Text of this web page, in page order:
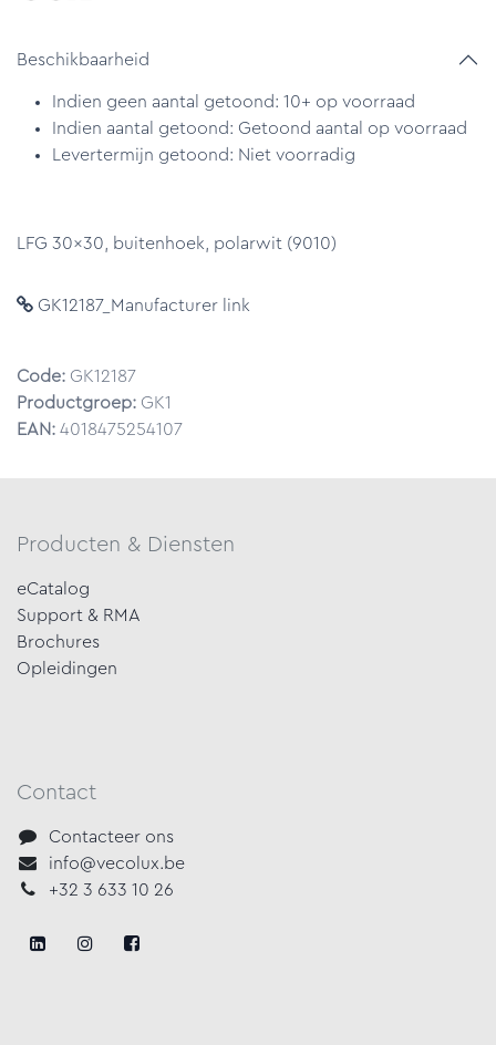
Beschikbaarheid
Indien geen aantal getoond: 10+ op voorraad
Indien aantal getoond: Getoond aantal op voorraad
Levertermijn getoond: Niet voorradig
LFG 30x30, buitenhoek, polarwit (9010)
GK12187_Manufacturer link
Code: GK12187
Productgroep: GK1
EAN: 4018475254107
Producten & Diensten
eCatalog
Support & RMA
Brochures
Opleidingen
Contact
Contacteer ons
info@vecolux.be
+32 3 633 10 26